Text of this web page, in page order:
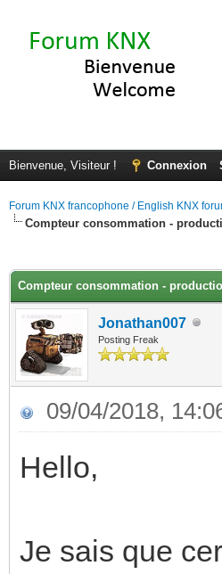
Bienvenue, Visiteur ! Connexion
Forum KNX francophone / English KNX
Compteur consommation -
Compteur consommation -
Jonathan007
Posting Freak
09/04/2018,
Hello,
Je sais que